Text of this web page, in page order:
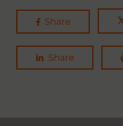
Share
Share